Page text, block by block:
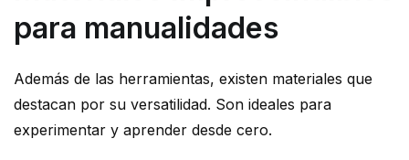
para manualidades
Además de las herramientas, existen materiales que
destacan por su versatilidad. Son ideales para
experimentar y aprender desde cero.